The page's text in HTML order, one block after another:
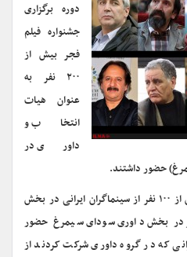
دوره برگزاری
جشنواره فیلم
فجر بیش از
۲۰۰ نفر به
عنوان هیات
انتخاب و
داوری در
حضور داشتند.
، تاکنون بیش از ۱۰۰ نفر از سینماگران ایرانی در بخش
و بیش از ۱۲۰ نفر در بخش داوری سودای سیمرغ حضور
که در گروه داوری شرکت کردند از